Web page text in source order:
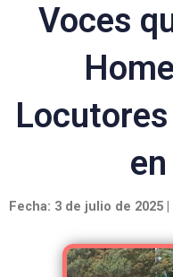
Voces
Fecha: 3 de julio de 2025